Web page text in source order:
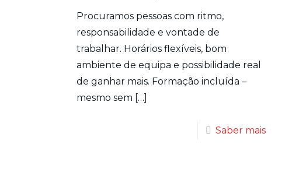
Procuramos pessoas com ritmo,
responsabilidade e vontade de
trabalhar. Horários flexíveis, bom
ambiente de equipa e possibilidade real
de ganhar mais. Formação incluída –
mesmo sem […]
Saber mais